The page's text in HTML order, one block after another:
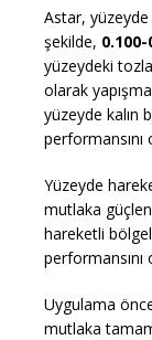
Astar,
şekilde,
yüzeydeki
olarak
yüzeyde kalın
Yüzeyde
mutlaka
hareketli
Uygulama
mutlaka